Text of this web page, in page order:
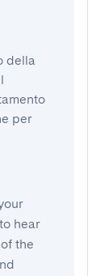
della
per
hear
the